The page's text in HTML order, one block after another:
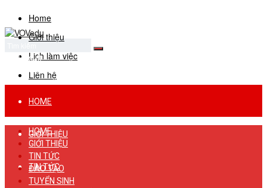
Home
Giới thiệu
Lịch làm việc
Liên hệ
No Result
View All Result
HOME
GIỚI THIỆU
TIN TỨC
HOME
GIỚI THIỆU
TIN TỨC
ĐÀO TẠO
TUYỂN SINH